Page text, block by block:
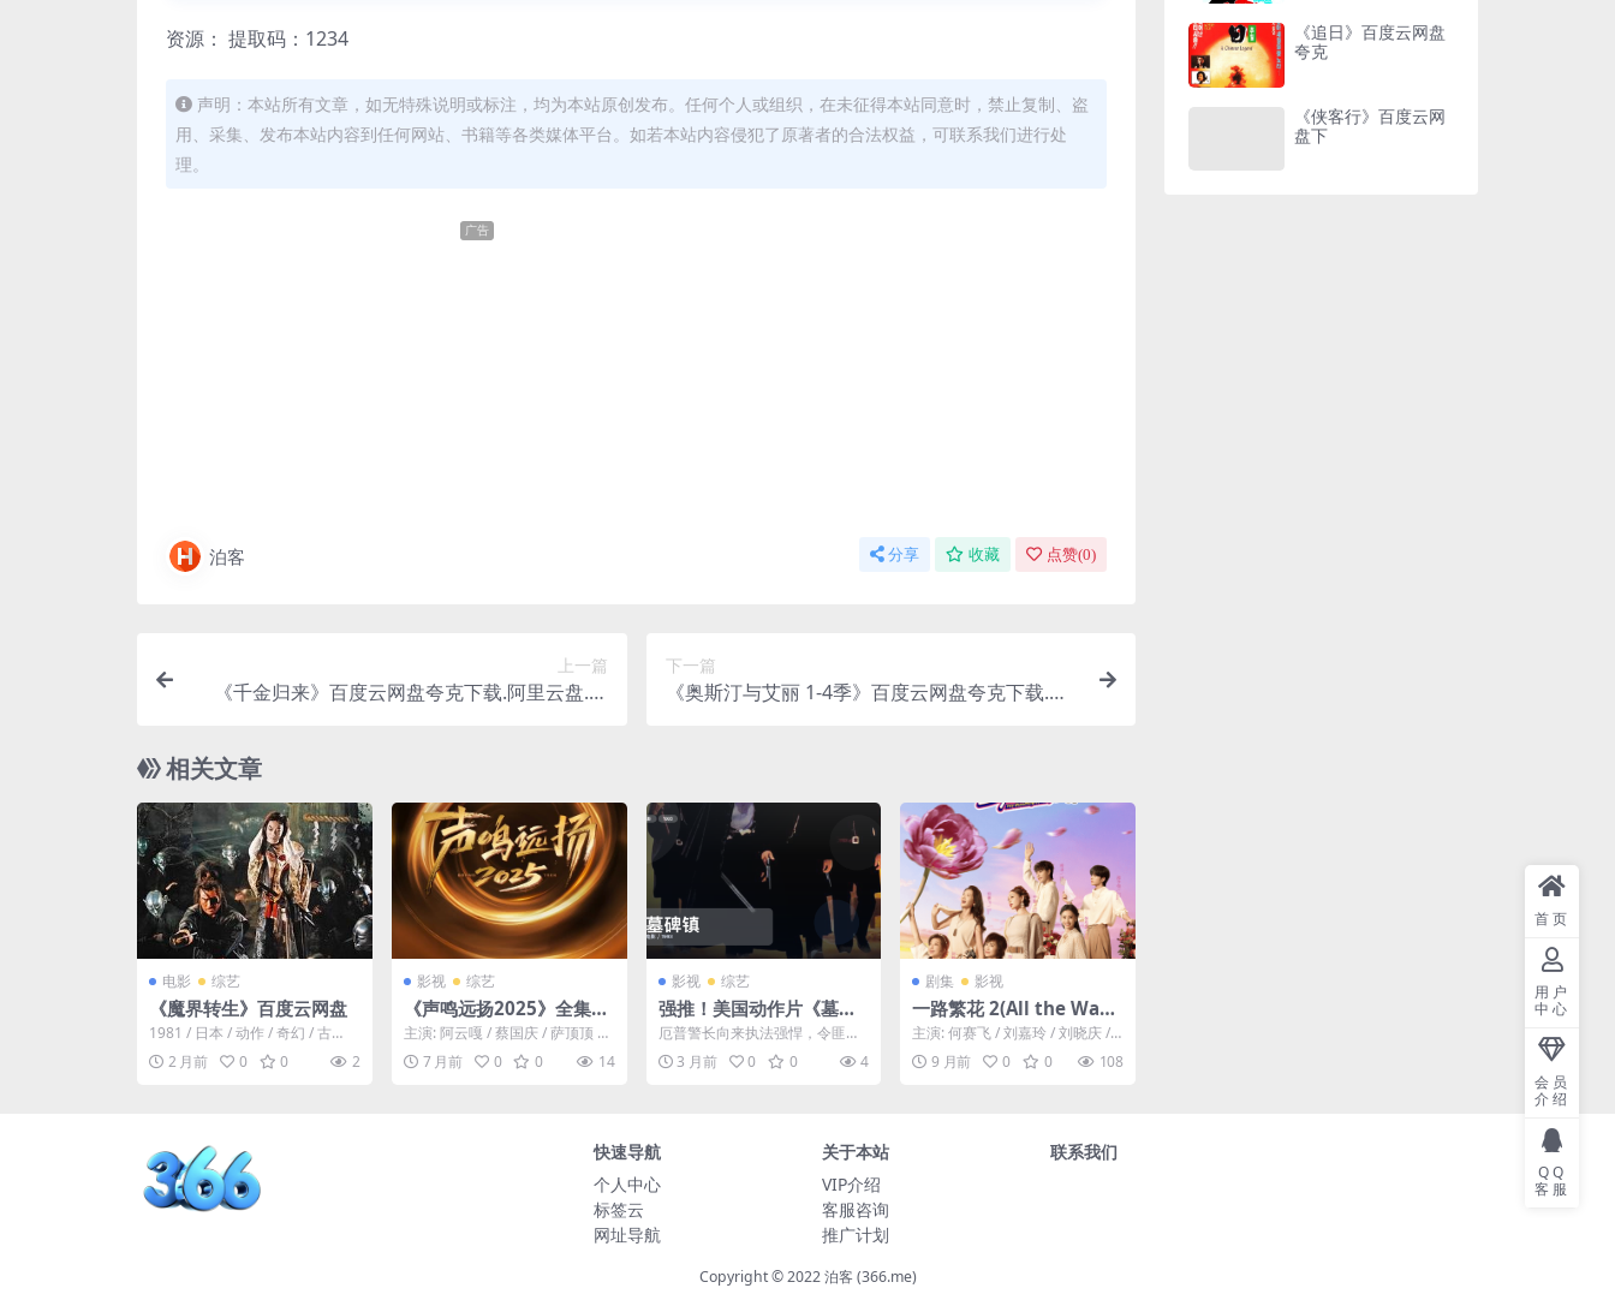
资源： 提取码：1234
声明：本站所有文章，如无特殊说明或标注，均为本站原创发布。任何个人或组织，在未征得本站同意时，禁止复制、盗
用、采集、发布本站内容到任何网站、书籍等各类媒体平台。如若本站内容侵犯了原著者的合法权益，可联系我们进行处
理。
广告
泊客 分享 收藏 点赞(0)
上一篇
《千金归来》百度云网盘夸克下载.阿里云盘.中
下一篇
《奥斯汀与艾丽 1-4季》百度云网盘夸克下载.阿
相关文章
电影 综艺
《魔界转生》百度云网盘
1981 / 日本 / 动作 / 奇幻 / 古
装。宽永十五年，德川幕府打压
天主教...
2 月前 0 0 2
影视 综艺
《声鸣远扬2025》全集免
费下载-2025-观众口碑爆
棚收集 – 音乐/真人秀 – [C
N][夸克]
主演: 阿云嘎 / 蔡国庆 / 萨顶顶 又
名: 声鸣远扬2025 资源下载：声
鸣...7 月前 0 0 14
影视 综艺
强推！美国动作片《墓碑
镇》 1993 英语中字 未删
减 限时转存
厄普警长向来执法强悍，令匪徒
闻风丧胆而威震四方，在19世纪
无法无天的西部，自成一...
3 月前 0 0 4
剧集 影视
一路繁花 2(All the Way
with You) – 2025 – 综艺/
真人秀 – 夸克网盘/百度网
盘免费下载🌸（《种地
完成农活之外，踏上旅
途、体验生活的真人秀。
主演: 何赛飞 / 刘嘉玲 / 刘晓庆 /
宁静 / 张柏芝 / 柯淳 / 邵子...
9 月前 0 0 108
《追日》百度云网盘
夸克
《侠客行》百度云网
盘下
快速导航
个人中心
标签云
网址导航
关于本站
VIP介绍
客服咨询
推广计划
联系我们
Copyright © 2022 泊客 (366.me)
首页
用户
中心
会员
介绍
QQ
客服